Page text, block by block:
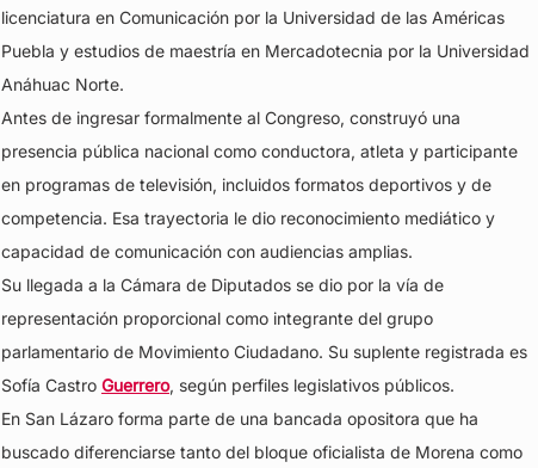
licenciatura en Comunicación por la Universidad de las Américas
Puebla y estudios de maestría en Mercadotecnia por la Universidad
Anáhuac Norte.
Antes de ingresar formalmente al Congreso, construyó una
presencia pública nacional como conductora, atleta y participante
en programas de televisión, incluidos formatos deportivos y de
competencia. Esa trayectoria le dio reconocimiento mediático y
capacidad de comunicación con audiencias amplias.
Su llegada a la Cámara de Diputados se dio por la vía de
representación proporcional como integrante del grupo
parlamentario de Movimiento Ciudadano. Su suplente registrada es
Sofía Castro Guerrero, según perfiles legislativos públicos.
En San Lázaro forma parte de una bancada opositora que ha
buscado diferenciarse tanto del bloque oficialista de Morena como